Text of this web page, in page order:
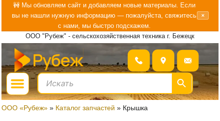
Перейти
содержимому
🚧 Мы обновляем сайт и добавляем новые материалы. Если
вы не нашли нужную информацию — пожалуйста, свяжитесь
с нами, мы быстро подскажем.
×
ООО "Рубеж" - сельскохозяйственная техника г. Бежецк
Menu
ООО «Рубеж» » Каталог запчастей » Крышка